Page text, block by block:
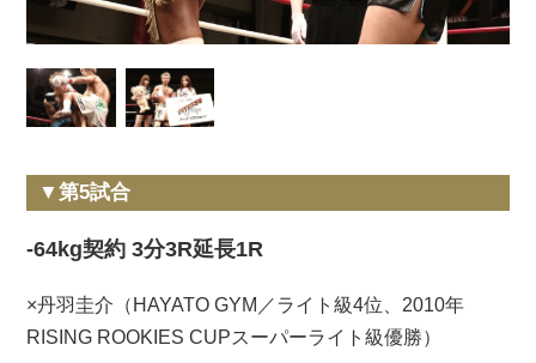
▼第5試合
-64kg契約 3分3R延長1R
×丹羽圭介（HAYATO GYM／ライト級4位、2010年
RISING ROOKIES CUPスーパーライト級優勝）